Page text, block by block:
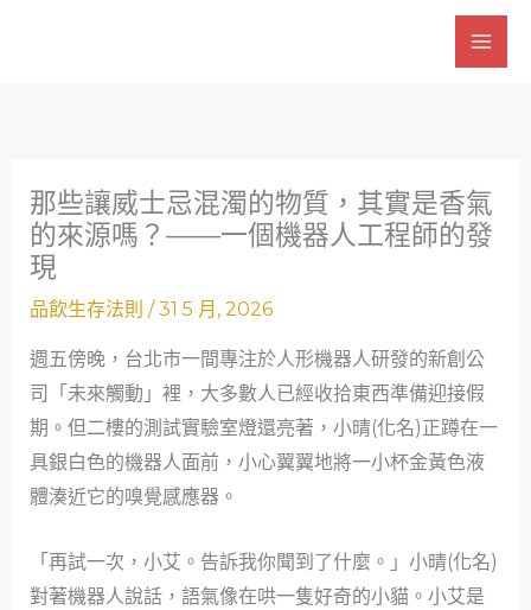
那些讓威士忌混濁的物質，其實是香氣
的來源嗎？——一個機器人工程師的發
現
品飲生存法則 /31 5 月, 2026
週五傍晚，台北市一間專注於人形機器人研發的新創公
司「未來觸動」裡，大多數人已經收拾東西準備迎接假
期。但二樓的測試實驗室燈還亮著，小晴(化名)正蹲在一
具銀白色的機器人面前，小心翼翼地將一小杯金黃色液
體湊近它的嗅覺感應器。
「再試一次，小艾。告訴我你聞到了什麼。」小晴(化名)
對著機器人說話，語氣像在哄一隻好奇的小貓。小艾是